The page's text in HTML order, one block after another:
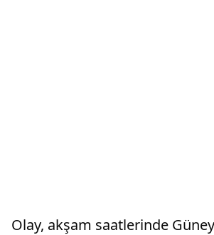
Olay, akşam saatlerinde